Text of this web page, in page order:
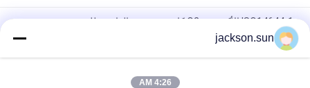
ISO14644-1 الأكسجين O2 كاشف تسرب الغاز محلل تذوب - مرشح
القماش في مهب الغبار اختبار الوجه واقية للكشف عن النسيج
ASTM D5362 معدات اختبار النسيج / كيس فول القماش Snagging
jackson.sun
4:26 AM